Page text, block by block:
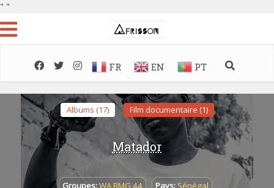
" "
FR EN PT
Albums (17) Film documentaire (1)
Matador
Groupes:WA BMG 44 Pays: Sénégal